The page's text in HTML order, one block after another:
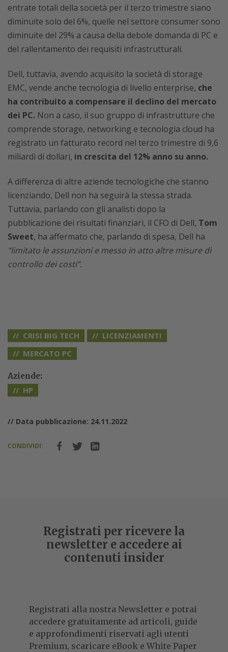
entrate totali della società per il terzo trimestre siano
diminuite solo del 6%, quelle nel settore consumer sono
diminuite del 29% a causa della debole domanda di PC e
del rallentamento dei requisiti infrastrutturali.
Dell, tuttavia, avendo acquisito la società di storage
EMC, vende anche tecnologia di livello enterprise, che
ha contribuito a compensare il declino del mercato
dei PC. Non a caso, il suo gruppo di infrastrutture che
comprende storage, networking e tecnologia cloud ha
registrato un fatturato record nel terzo trimestre di 9,6
miliardi di dollari, in crescita del 12% anno su anno.
A differenza di altre aziende tecnologiche che stanno
licenziando, Dell non ha seguirà la stessa strada.
Tuttavia, parlando con gli analisti dopo la
pubblicazione dei risultati finanziari, il CFO di Dell, Tom
Sweet, ha affermato che, parlando di spesa, Dell ha
“limitato le assunzioni e messo in atto altre misure di
controllo dei costi”.
CRISI BIG TECH
LICENZIAMENTI
MERCATO PC
Aziende:
HP
// Data pubblicazione: 24.11.2022
CONDIVIDI:
Registrati per ricevere la
newsletter e accedere ai
contenuti insider
Registrati alla nostra Newsletter e potrai
accedere gratuitamente ad articoli, guide
e approfondimenti riservati agli utenti
Premium, scaricare eBook e White Paper